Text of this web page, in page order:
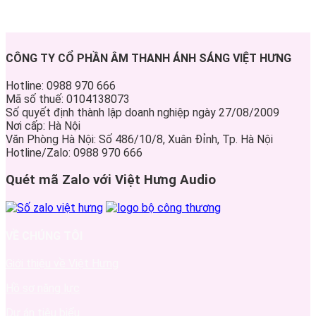
CÔNG TY CỔ PHẦN ÂM THANH ÁNH SÁNG VIỆT HƯNG
Hotline: 0988 970 666
Mã số thuế: 0104138073
Số quyết định thành lập doanh nghiệp ngày 27/08/2009
Nơi cấp: Hà Nội
Văn Phòng Hà Nội: Số 486/10/8, Xuân Đỉnh, Tp. Hà Nội
Hotline/Zalo: 0988 970 666
Quét mã Zalo với Việt Hưng Audio